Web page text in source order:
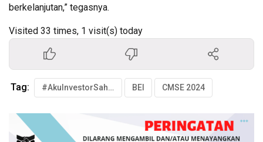
berkelanjutan,” tegasnya.
Visited 33 times, 1 visit(s) today
Tag: #AkuInvestorSaham BEI CMSE 2024